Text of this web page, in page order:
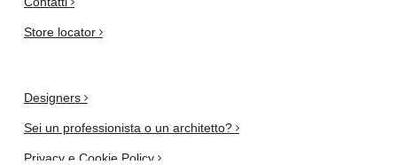
Store locator
Designers
Sei un professionista o un architetto?
Privacy e Cookie Policy